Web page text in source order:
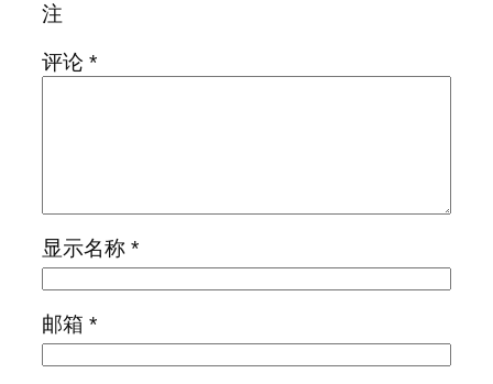
注
评论 *
显示名称 *
邮箱 *